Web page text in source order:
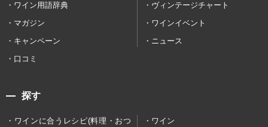
ワイン用語辞典
ヴィンテージチャート
マガジン
ワインイベント
キャンペーン
ニュース
口コミ
探す
ワインに合うレシピ(料理・おつ
ワイン